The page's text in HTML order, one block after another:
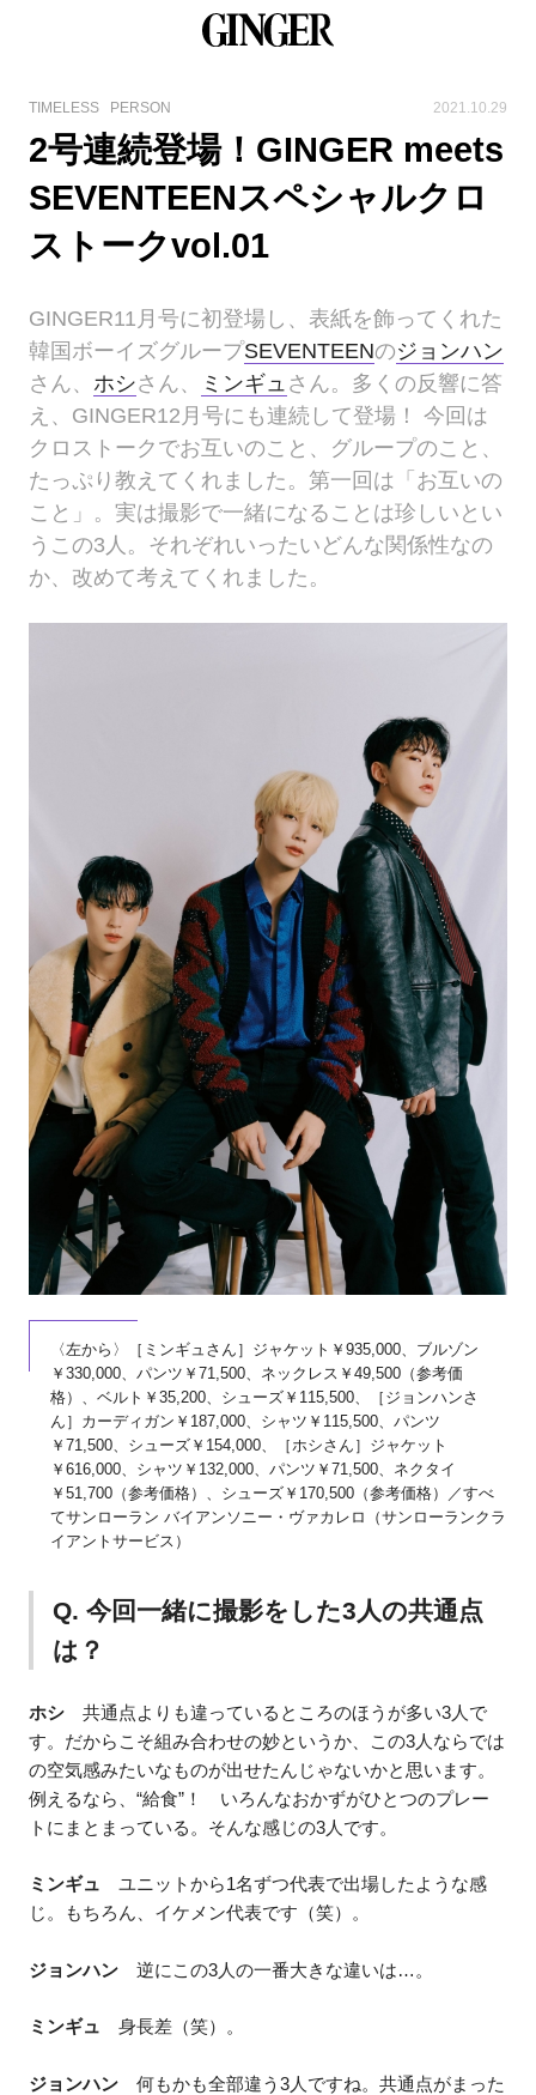
TIMELESS PERSON 2021.10.29
2号連続登場！GINGER meets
SEVENTEENスペシャルクロ
ストークvol.01
GINGER11月号に初登場し、表紙を飾ってくれた
韓国ボーイズグループSEVENTEENのジョンハン
さん、ホシさん、 ミンギュ さん。多くの反響に答
え、GINGER12月号にも連続して登場！ 今回は
クロストークでお互いのこと、グループのこと、
たっぷり教えてくれました。第一回は「お互いの
こと」。実は撮影で一緒になることは珍しいとい
うこの3人。それぞれいったいどんな関係性なの
か、改めて考えてくれました。
〈左から〉［ミンギュさん］ジャケット￥935,000、ブルゾン
￥330,000、パンツ￥71,500、ネックレス￥49,500（参考価
格）、ベルト￥35,200、シューズ￥115,500、［ジョンハンさ
ん］カーディガン￥187,000、シャツ￥115,500、パンツ
￥71,500、シューズ￥154,000、［ホシさん］ジャケット
￥616,000、シャツ￥132,000、パンツ￥71,500、ネクタイ
￥51,700（参考価格）、シューズ￥170,500（参考価格）／すべ
てサンローラン バイアンソニー・ヴァカレロ（サンローランクラ
イアントサービス）
Q. 今回一緒に撮影をした3人の共通点
は？
ホシ 共通点よりも違っているところのほうが多い3人で
す。だからこそ組み合わせの妙というか、この3人ならでは
の空気感みたいなものが出せたんじゃないかと思います。
例えるなら、“給食”！ いろんなおかずがひとつのプレー
トにまとまっている。そんな感じの3人です。
ミンギュ ユニットから1名ずつ代表で出場したような感
じ。もちろん、イケメン代表です（笑）。
ジョンハン 逆にこの3人の一番大きな違いは…。
ミンギュ 身長差（笑）。
ジョンハン 何もかも全部違う3人ですね。共通点がまった